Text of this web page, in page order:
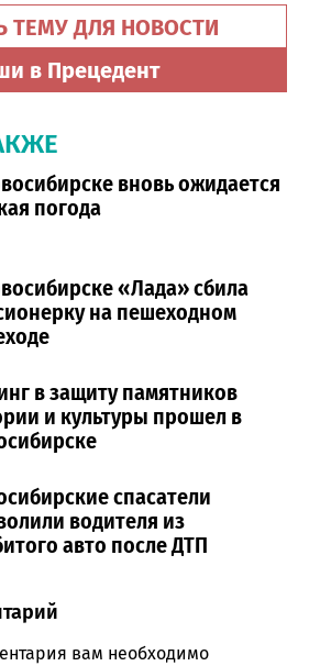
ТЕМУ ДЛЯ НОВОСТИ
в Прецедент
вновь ожидается
погода
«Лада» сбила
на пешеходном
в защиту памятников
и культуры прошел в
спасатели
водителя из
авто после ДТП
вам необходимо